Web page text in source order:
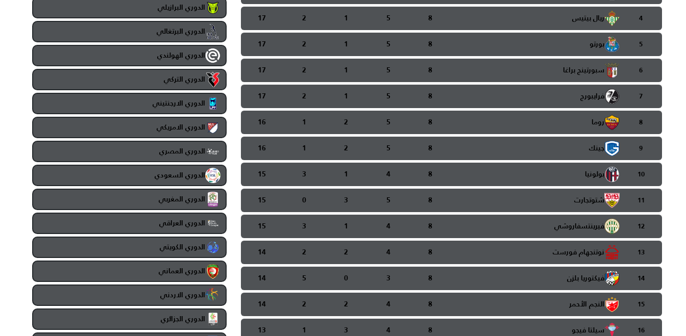
4 ريال بيتيس 8
5
1
2
17
5 بورتو 8
5
1
2
17
6 سبورتينج براغا 8
5
1
2
17
7 فرايبورج 8
5
1
2
17
8 روما 8
5
2
1
16
9 جينك 8
5
2
1
16
10 بولونيا 8
4
1
3
15
11 شتوتجارت 8
5
3
0
15
12 فيرينتسفاروشي 8
4
1
3
15
13 نوتنجهام فورست 8
4
2
2
14
14 فيكتوريا بلزن 8
3
0
5
14
15 النجم الأحمر 8
4
2
2
14
16 سيلتا فيجو 8
4
3
1
13
الدوري البرازيلي
الدوري البرتغالي
الدوري الهولندي
الدوري التركي
الدوري الارجنتيني
الدوري الامريكي
الدوري المصري
الدوري السعودي
الدوري المغربي
الدوري العراقي
الدوري الكويتي
الدوري العماني
الدوري الاردني
الدوري الجزائري